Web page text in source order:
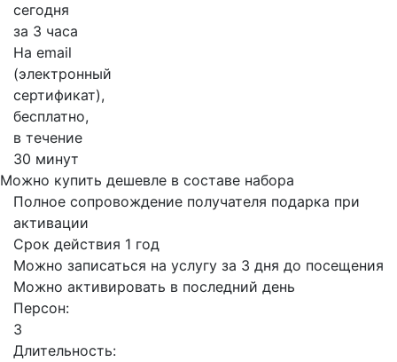
сегодня
за 3 часа
На email
(электронный
сертификат),
бесплатно,
в течение
30 минут
Можно купить дешевле в составе набора
Полное сопровождение получателя подарка при
активации
Срок действия 1 год
Можно записаться на услугу за 3 дня до посещения
Можно активировать в последний день
Персон:
3
Длительность: